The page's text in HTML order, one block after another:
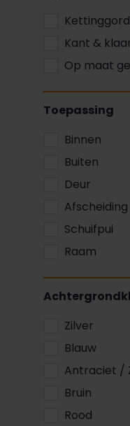
Kant &
Op maat
Toepassing
Binnen
Buiten
Deur
Afscheiding
Schuifpui
Raam
Zilver
Blauw
Antraciet /
Bruin
Rood